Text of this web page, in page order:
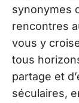
synonymes
rencontres
vous y
tous
partage et
séculaires,